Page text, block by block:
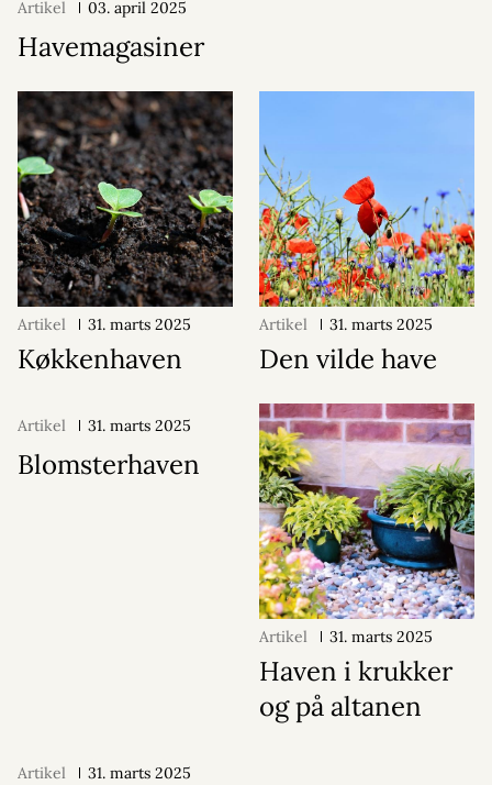
Artikel 03. april 2025
Havemagasiner
Artikel 31. marts 2025
Køkkenhaven
Artikel 31. marts 2025
Den vilde have
Artikel 31. marts 2025
Blomsterhaven
Artikel 31. marts 2025
Haven i krukker
og på altanen
Artikel 31. marts 2025